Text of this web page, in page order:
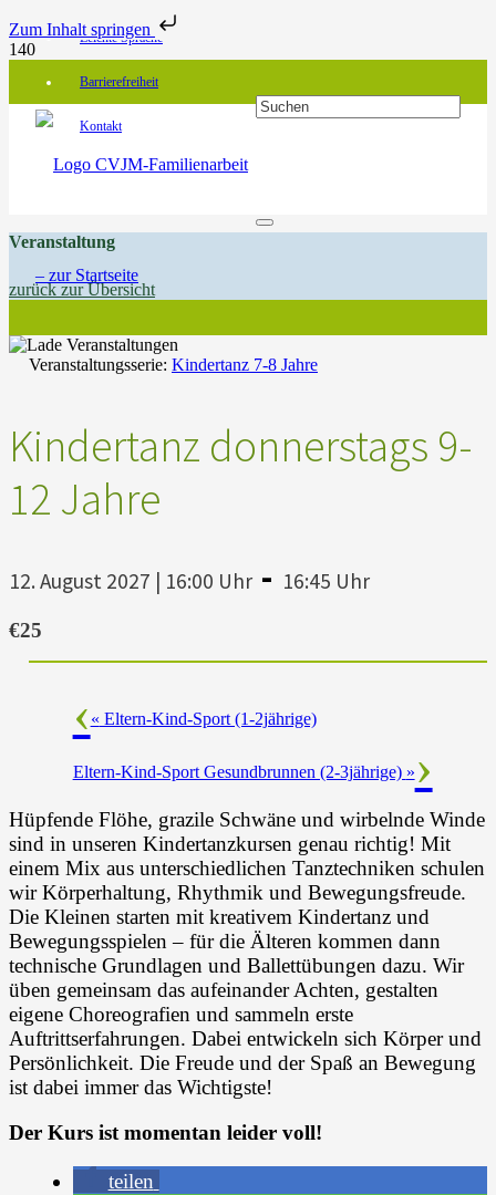
Zum Inhalt springen
Leichte Sprache
Barrierefreiheit
Kontakt
Veranstaltung
zurück zur Übersicht
Veranstaltungsserie: Kindertanz 7-8 Jahre
Kindertanz donnerstags 9-
12 Jahre
12. August 2027 | 16:00 Uhr - 16:45 Uhr
€25
« Eltern-Kind-Sport (1-2jährige)
Eltern-Kind-Sport Gesundbrunnen (2-3jährige) »
Hüpfende Flöhe, grazile Schwäne und wirbelnde Winde
sind in unseren Kindertanzkursen genau richtig! Mit
einem Mix aus unterschiedlichen Tanztechniken schulen
wir Körperhaltung, Rhythmik und Bewegungsfreude.
Die Kleinen starten mit kreativem Kindertanz und
Bewegungsspielen – für die Älteren kommen dann
technische Grundlagen und Ballettübungen dazu. Wir
üben gemeinsam das aufeinander Achten, gestalten
eigene Choreografien und sammeln erste
Auftrittserfahrungen. Dabei entwickeln sich Körper und
Persönlichkeit. Die Freude und der Spaß an Bewegung
ist dabei immer das Wichtigste!
Der Kurs ist momentan leider voll!
teilen